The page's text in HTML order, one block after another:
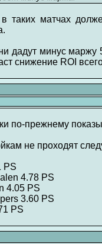
таких матчах
дадут минус маржу
снижение ROI
по-прежнему
не проходят
PS
4.78 PS
4.05 PS
3.60 PS
PS